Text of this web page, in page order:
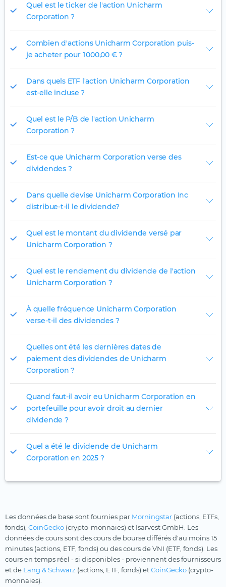
Quel est le ticker de l'action Unicharm
Corporation ?
Combien d'actions Unicharm Corporation puis-
je acheter pour 1 000,00 € ?
Dans quels ETF l'action Unicharm Corporation
est-elle incluse ?
Quel est le P/B de l'action Unicharm
Corporation ?
Est-ce que Unicharm Corporation verse des
dividendes ?
Dans quelle devise Unicharm Corporation Inc
distribue-t-il le dividende?
Quel est le montant du dividende versé par
Unicharm Corporation ?
Quel est le rendement du dividende de l'action
Unicharm Corporation ?
À quelle fréquence Unicharm Corporation
verse-t-il des dividendes ?
Quelles ont été les dernières dates de
paiement des dividendes de Unicharm
Corporation ?
Quand faut-il avoir eu Unicharm Corporation en
portefeuille pour avoir droit au dernier
dividende ?
Quel a été le dividende de Unicharm
Corporation en 2025 ?
Les données de base sont fournies par Morningstar (actions, ETFs,
fonds), CoinGecko (crypto-monnaies) et Isarvest GmbH. Les
données de cours sont des cours de bourse différés d'au moins 15
minutes (actions, ETF, fonds) ou des cours de VNI (ETF, fonds). Les
cours en temps réel - si disponibles - proviennent des fournisseurs
et de Lang & Schwarz (actions, ETF, fonds) etCoinGecko (crypto-
monnaies).